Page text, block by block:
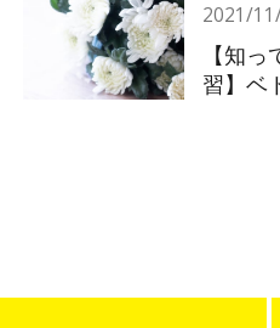
2021/
【知
習】ベ